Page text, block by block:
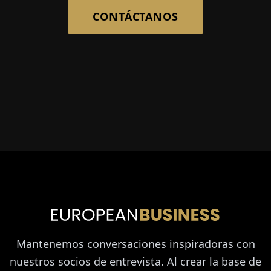
CONTÁCTANOS
Mantenemos conversaciones inspiradoras con
nuestros socios de entrevista. Al crear la base de